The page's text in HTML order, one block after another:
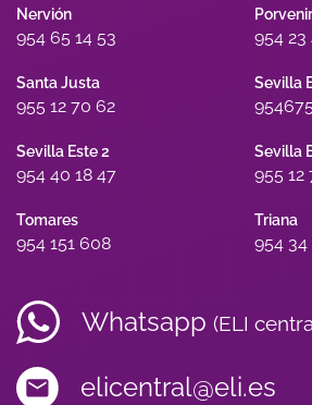
Nervión
954 65 14 53
Porvenir
954 23
Santa Justa
955 12 70 62
Sevilla
Sevilla Este 2
954 40 18 47
Sevilla
955 12
Tomares
954 151 608
Triana
954
Whatsapp (ELI
elicentral@eli.es